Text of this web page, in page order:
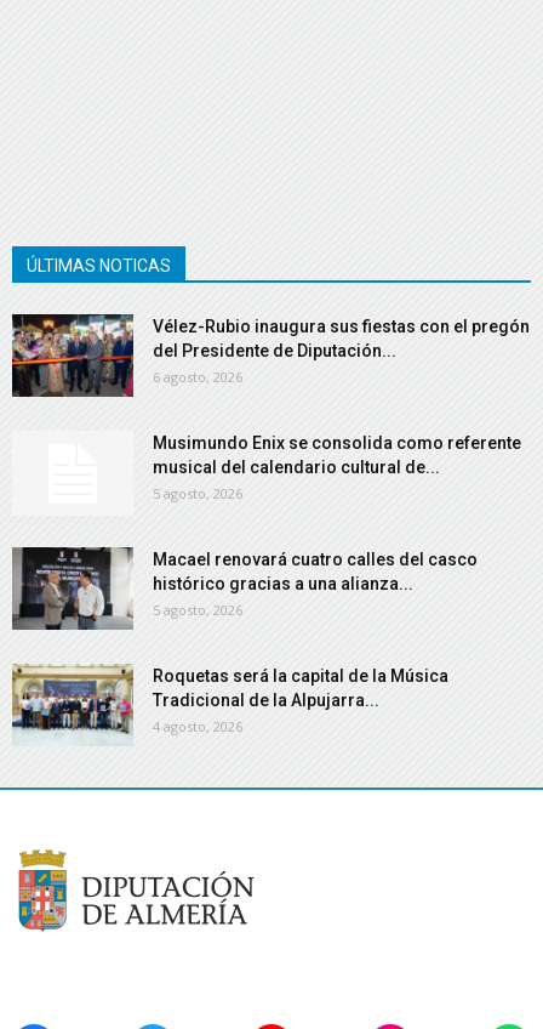
ÚLTIMAS NOTICAS
Vélez-Rubio inaugura sus fiestas con el pregón
del Presidente de Diputación...
6 agosto, 2026
Musimundo Enix se consolida como referente
musical del calendario cultural de...
5 agosto, 2026
Macael renovará cuatro calles del casco
histórico gracias a una alianza...
5 agosto, 2026
Roquetas será la capital de la Música
Tradicional de la Alpujarra...
4 agosto, 2026